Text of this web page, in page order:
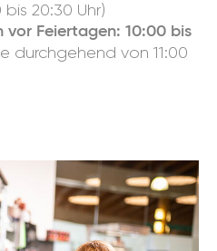
20:30 Uhr)
vor Feiertagen: 10:00 bis
durchgehend von 11:00